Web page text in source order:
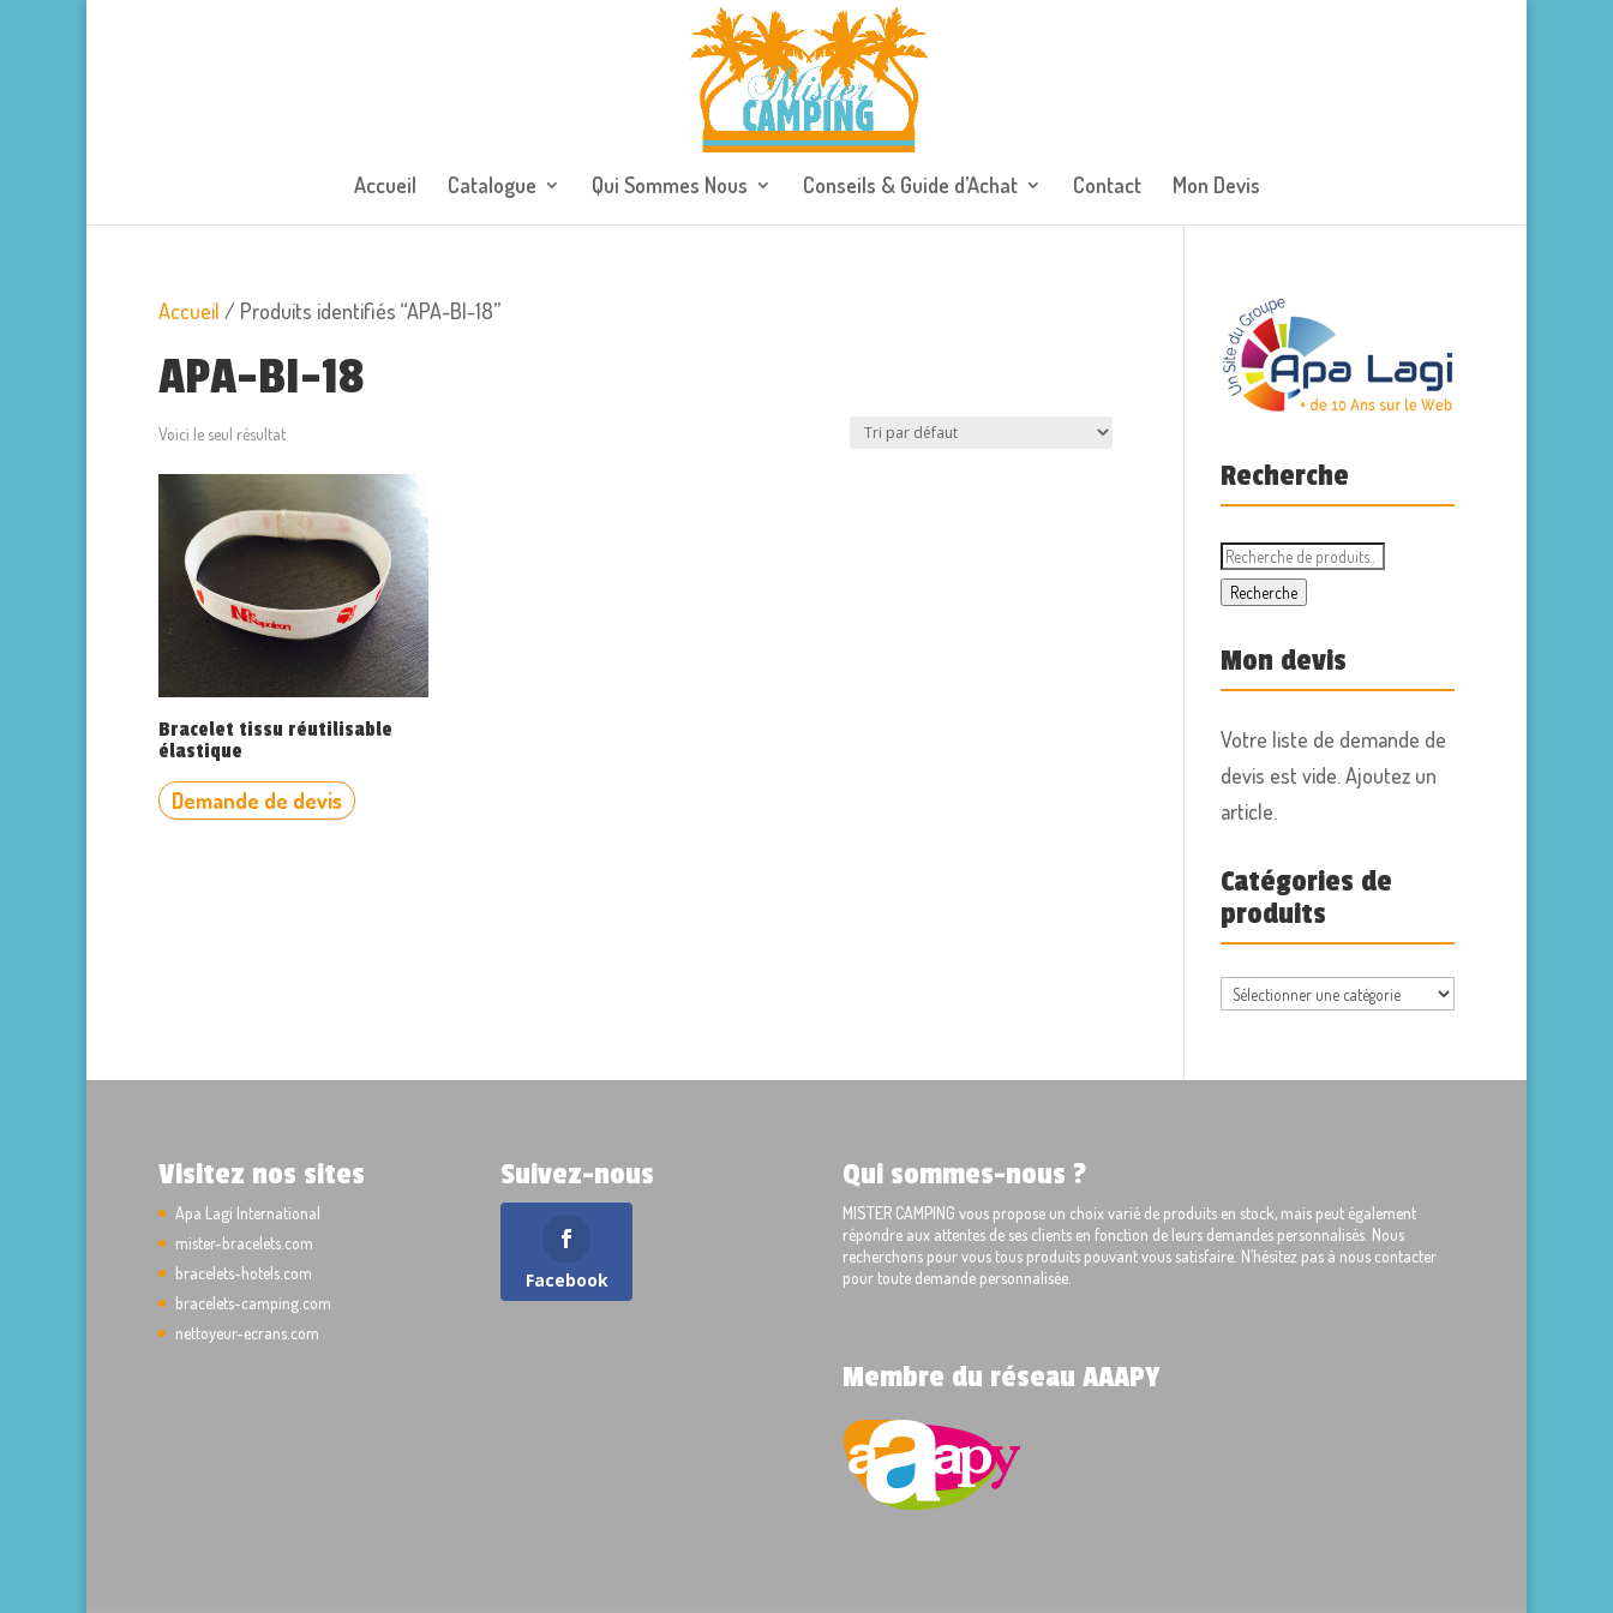
Accueil Catalogue Qui Sommes Nous Conseils & Guide d’Achat Contact Mon Devis
Accueil / Produits identifiés “APA-BI-18”
APA-BI-18
Voici le seul résultat
Bracelet tissu réutilisable
élastique
Demande de devis
Recherche
Recherche
pour :
Recherche
Mon devis
Votre liste de demande de
devis est vide. Ajoutez un
article.
Catégories de
produits
Visitez nos sites
Apa Lagi International
mister-bracelets.com
bracelets-hotels.com
bracelets-camping.com
nettoyeur-ecrans.com
Suivez-nous
Facebook
Qui sommes-nous ?
MISTER CAMPING vous propose un choix varié de produits en stock, mais peut également
répondre aux attentes de ses clients en fonction de leurs demandes personnalisés. Nous
recherchons pour vous tous produits pouvant vous satisfaire. N’hésitez pas à nous contacter
pour toute demande personnalisée.
Membre du réseau AAAPY